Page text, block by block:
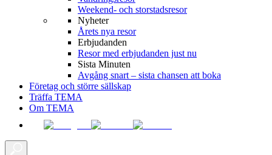
Weekend- och storstadsresor
Nyheter
Årets nya resor
Erbjudanden
Resor med erbjudanden just nu
Sista Minuten
Avgång snart – sista chansen att boka
Företag och större sällskap
Träffa TEMA
Om TEMA